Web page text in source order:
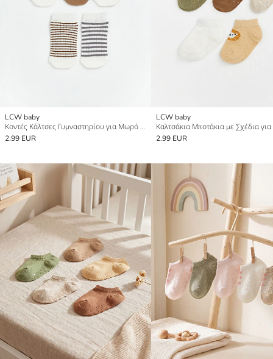
LCW baby
Κοντές Κάλτσες Γυμναστηρίου για Μωρό Αγόρι 5-Πακέτο
2.99 EUR
LCW baby
2.99 EUR